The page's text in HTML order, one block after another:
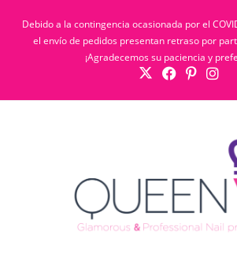
Debido a la contingencia ocasionada por el
el envío de pedidos presentan retraso por
¡Agradecemos su paciencia y